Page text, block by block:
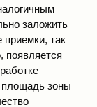
заложить
так
появляется
зоны